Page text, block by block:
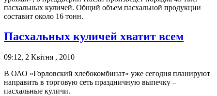
пасхальных куличей. Общий объем пасхальной продукции
составит около 16 тонн.
Пасхальных куличей хватит всем
09:12, 2 Квітня , 2010
В ОАО «Горловский хлебокомбинат» уже сегодня планируют
направить в торговую сеть праздничную выпечку –
пасхальные куличи.